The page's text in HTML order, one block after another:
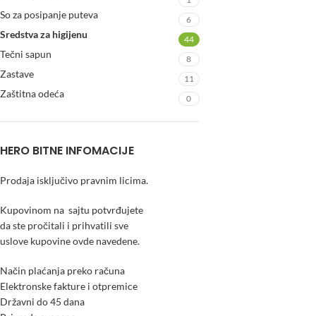
So za posipanje puteva 6
Sredstva za higijenu 44
Tečni sapun 8
Zastave 11
Zaštitna odeća 0
HERO BITNE INFOMACIJE
Prodaja isključivo pravnim licima.
Kupovinom na sajtu potvrđujete
da ste pročitali i prihvatili sve
uslove kupovine ovde navedene.
Način plaćanja preko računa
Elektronske fakture i otpremice
Državni do 45 dana